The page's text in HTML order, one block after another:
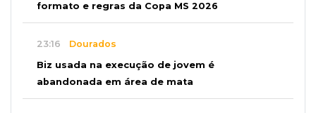
formato e regras da Copa MS 2026
23:16 Dourados
Biz usada na execução de jovem é
abandonada em área de mata